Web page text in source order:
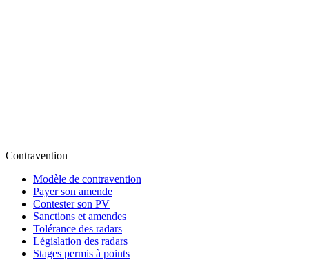
Contravention
Modèle de contravention
Payer son amende
Contester son PV
Sanctions et amendes
Tolérance des radars
Législation des radars
Stages permis à points